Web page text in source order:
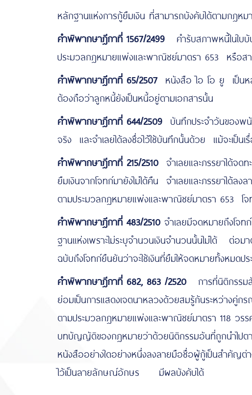
หลักฐานแห่งการกู้ยืมเงิน ที่สามารถบังคับได้ตามกฎ
คำพิพากษาฎีกาที่ 1567/2499 คำรับสภาพหนี้ในใบบั
ประมวลกฎหมายแพ่งและพาณิชย์มาตรา 653 หรือสา
คำพิพากษาฎีกาที่ 65/2507 หนังสือ ไอ โอ ยู เป็นห
ต้องถือว่าลูกหนี้ยังเป็นหนี้อยู่ตามเอกสารนั้น
คำพิพากษาฎีกาที่ 644/2509 บันทึกประจำวันของพ
จริง และจำเลยได้ลงชื่อไว้ใช้บันทึกนั้นด้วย แม้จะเป็น
คำพิพากษาฎีกาที่ 215/2510จำเลยและภรรยาได้จดท
ยืมเงินจากโจทก์มายังไม่ได้คืน จำเลยและภรรยาไ
ตามประมวลกฎหมายแพ่งและพาณิชย์มาตรา 653 โ
คำพิพากษาฎีกาที่ 483/2510จำเลยมีจดหมายถึงโจทก์
ฐานแห่งเพราะไม่ระบุจำนวนเงินจำนวนนั้นไม่ได้ ต่อ
ฉบับถึงโจทก์ยืนยันว่าจะใช้เงินที่ยืมให้จดหมายทั้งหม
คำพิพากษาฎีกาที่ 682, 863 /2520การที่นิติกรรมสั
ย่อมเป็นการแสดงเจตนาหลวงด้วยสมรู้กันระหว่าง
ตามประมวลกฎหมายแพ่งและพาณิชย์มาตรา 118 ว
บทบัญญัติของกฎหมายว่าด้วยนิติกรรมอันที่ถูกนำไปต
หนังสืออย่างใดอย่างหนึ่งลงลายมือชื่อผู้กู้เป็นสำคั
ไว้เป็นลายลักษณ์อักษร มีผลบังคับได้